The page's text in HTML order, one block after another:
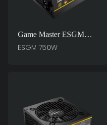
Game Master ESGM
750W PC電源に必須
ESGM 750W